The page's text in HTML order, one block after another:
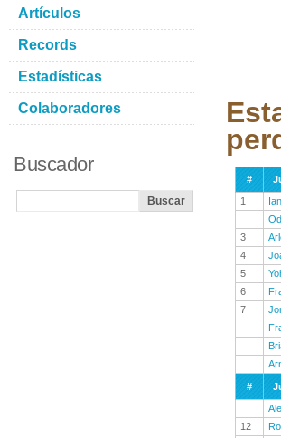
#
1
3
4
5
6
7
#
12
Artículos
Records
Estadísticas
Colaboradores
Buscador